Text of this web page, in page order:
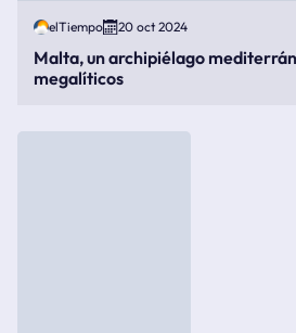
elTiempo 20 oct 2024
Malta, un archipiélago
megalíticos